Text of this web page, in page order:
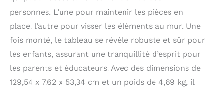
personnes. L’une pour maintenir les pièces en
place, l’autre pour visser les éléments au mur. Une
fois monté, le tableau se révèle robuste et sûr pour
les enfants, assurant une tranquillité d’esprit pour
les parents et éducateurs. Avec des dimensions de
129,54 x 7,62 x 53,34 cm et un poids de 4,69 kg, il